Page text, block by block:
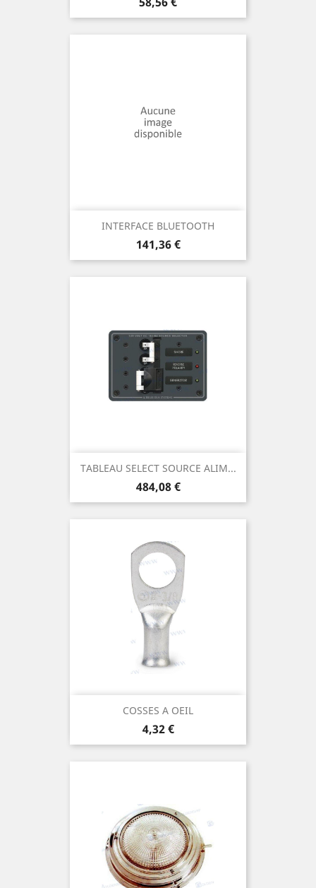
INTERFACE BLUETOOTH
Prix
141,36 €
TABLEAU SELECT SOURCE ALIM...
Prix
484,08 €
COSSES A OEIL
Prix
4,32 €